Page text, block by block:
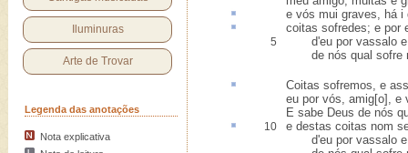
Iluminuras
Arte de Trovar
Legenda das anotações
Nota explicativa
e vós mui graves, há i
coitas sofredes; e por
5
d'eu por vassalo e
de nós qual sofre
Coitas sofremos, e
eu por vós, amig[o], e
E sabe Deus de nós
10
e destas coitas nom
d'eu por vassalo e